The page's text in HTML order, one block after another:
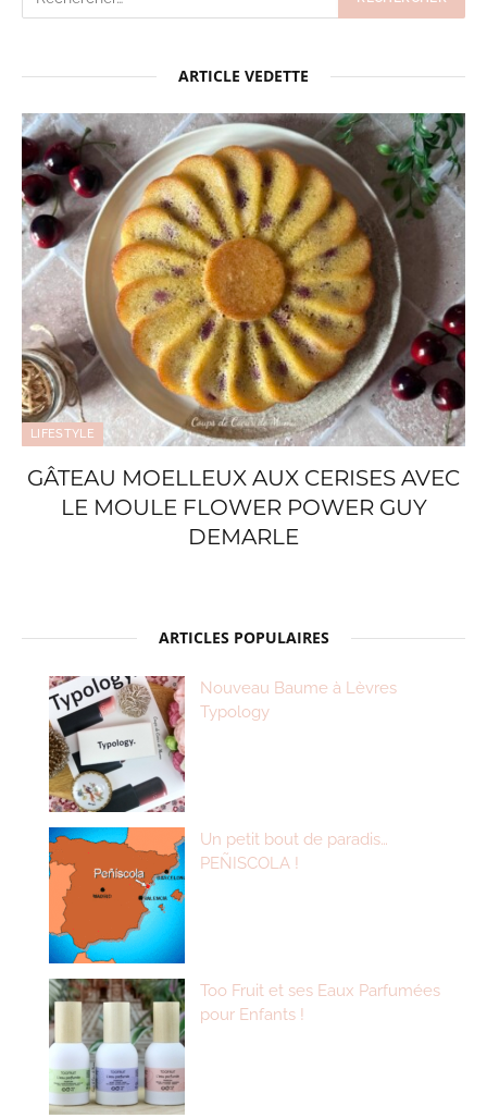
ARTICLE VEDETTE
LIFESTYLE
GÂTEAU MOELLEUX AUX CERISES AVEC
LE MOULE FLOWER POWER GUY
DEMARLE
ARTICLES POPULAIRES
Nouveau Baume à Lèvres
Typology
Un petit bout de paradis…
PEÑISCOLA !
Too Fruit et ses Eaux Parfumées
pour Enfants !